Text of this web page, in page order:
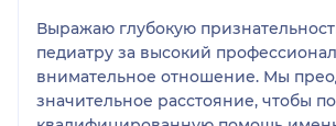
Выражаю глубокую
педиатру за высокий
внимательное отношение. Мы
значительное расстояние, чтобы